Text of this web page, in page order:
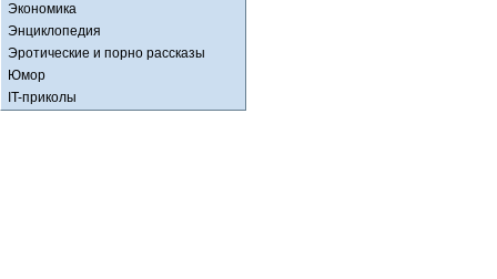
Экономика
Энциклопедия
Эротические и порно рассказы
Юмор
IT-приколы